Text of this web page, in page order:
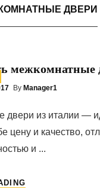
ДВЕРИ
межкомнатные
By Manager1
двери из италии —
цену и качество,
и ...